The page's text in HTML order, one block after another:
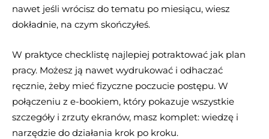
nawet jeśli wrócisz do tematu po miesiącu, wiesz
dokładnie, na czym skończyłeś.
W praktyce checklistę najlepiej potraktować jak plan
pracy. Możesz ją nawet wydrukować i odhaczać
ręcznie, żeby mieć fizyczne poczucie postępu. W
połączeniu z e-bookiem, który pokazuje wszystkie
szczegóły i zrzuty ekranów, masz komplet: wiedzę i
narzędzie do działania krok po kroku.